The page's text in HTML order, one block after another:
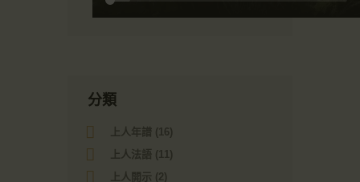
分類
上人年譜 (16)
上人法語 (11)
上人開示 (2)